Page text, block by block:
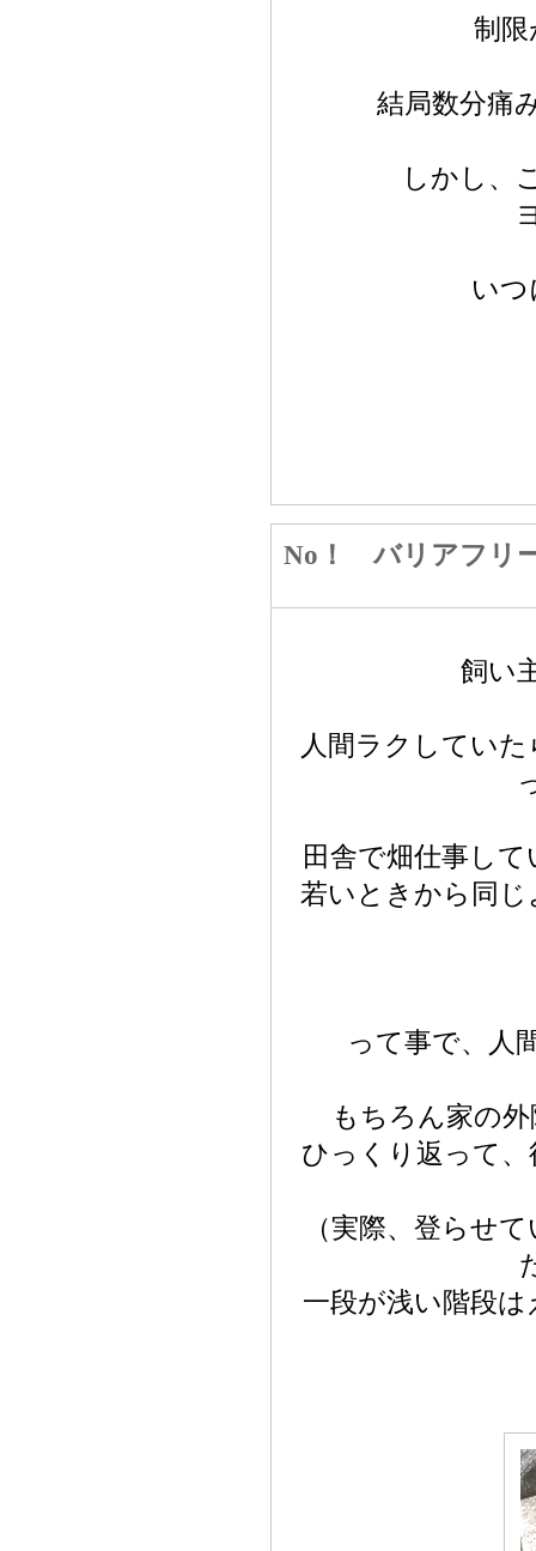
制
結局数分痛
しかし、
い
No！ バリアフリ
飼い
人間ラクしてい
田舎で畑仕事し
若いときから同
って事で、人
もちろん家の
ひっくり返って
（実際、登らせ
一段が浅い階段